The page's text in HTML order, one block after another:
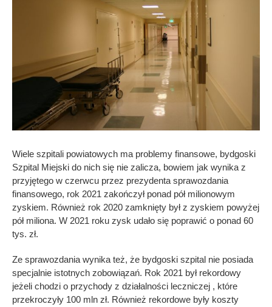
Wiele szpitali powiatowych ma problemy finansowe, bydgoski
Szpital Miejski do nich się nie zalicza, bowiem jak wynika z
przyjętego w czerwcu przez prezydenta sprawozdania
finansowego, rok 2021 zakończył ponad pół milionowym
zyskiem. Również rok 2020 zamknięty był z zyskiem powyżej
pół miliona. W 2021 roku zysk udało się poprawić o ponad 60
tys. zł.
Ze sprawozdania wynika też, że bydgoski szpital nie posiada
specjalnie istotnych zobowiązań. Rok 2021 był rekordowy
jeżeli chodzi o przychody z działalności leczniczej , które
przekroczyły 100 mln zł. Również rekordowe były koszty